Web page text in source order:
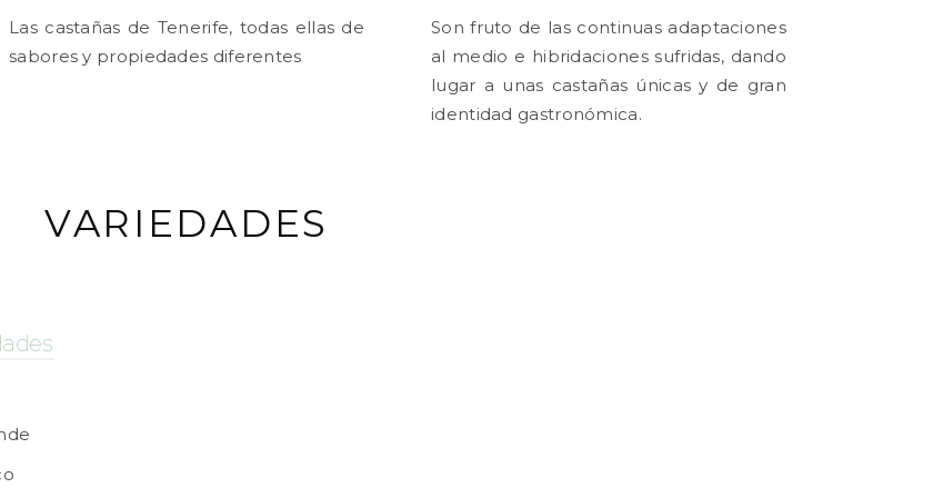
Las castañas de Tenerife, todas ellas de
sabores y propiedades diferentes
Son fruto de las continuas adaptaciones
al medio e hibridaciones sufridas, dando
lugar a unas castañas únicas y de gran
identidad gastronómica.
VARIEDADES